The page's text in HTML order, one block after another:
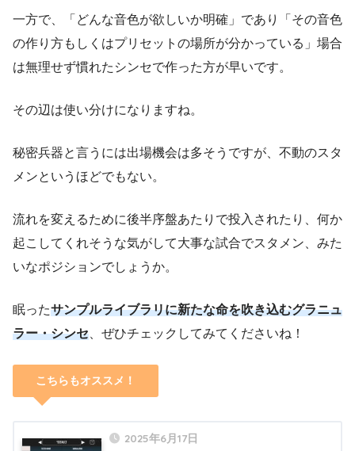
一方で、「どんな音色が欲しいか明確」であり「その音色
の作り方もしくはプリセットの場所が分かっている」場合
は無理せず慣れたシンセで作った方が早いです。
その辺は使い分けになりますね。
秘密兵器と言うには出場機会は多そうですが、不動のスタ
メンというほどでもない。
流れを変えるために後半序盤あたりで投入されたり、何か
起こしてくれそうな気がして大事な試合でスタメン、みた
いなポジションでしょうか。
眠ったサンプルライブラリに新たな命を吹き込むグラニュ
ラー・シンセ 、ぜひチェックしてみてくださいね！
こちらもオススメ！
2025年6月17日